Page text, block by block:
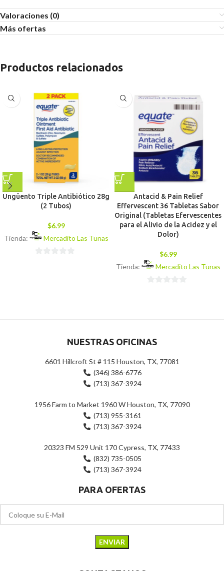
Valoraciones (0)
Más ofertas
Productos relacionados
Ungüento Triple Antibiótico 28g
(2 Tubos)
$6.99
Tienda:
Mercadito Las Tunas
Antacid & Pain Relief
Effervescent 36 Tabletas Sabor
Original (Tabletas Efervescentes
para el Alivio de la Acidez y el
Dolor)
$6.99
Tienda:
Mercadito Las Tunas
NUESTRAS OFICINAS
6601 Hillcroft St # 115 Houston, TX, 77081
(346) 386-6776
(713) 367-3924
1956 Farm to Market 1960 W Houston, TX, 77090
(713) 955-3161
(713) 367-3924
20323 FM 529 Unit 170 Cypress, TX, 77433
(832) 735-0505
(713) 367-3924
PARA OFERTAS